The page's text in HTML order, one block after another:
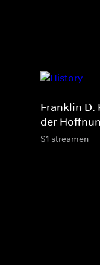
Franklin D.
der
S1 streamen